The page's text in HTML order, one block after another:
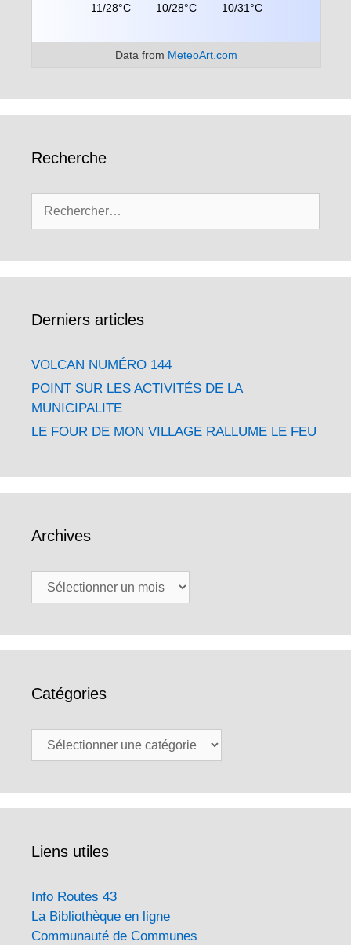
11/28°C 10/28°C 10/31°C
Data from MeteoArt.com
Recherche
Rechercher :
Derniers articles
VOLCAN NUMÉRO 144
POINT SUR LES ACTIVITÉS DE LA
MUNICIPALITE
LE FOUR DE MON VILLAGE RALLUME LE FEU
Archives
Archives
Catégories
Catégories
Liens utiles
Info Routes 43
La Bibliothèque en ligne
Communauté de Communes